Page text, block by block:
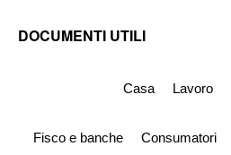
DOCUMENTI UTILI
Simile
Casa Lavoro
Fisco e banche Consumatori